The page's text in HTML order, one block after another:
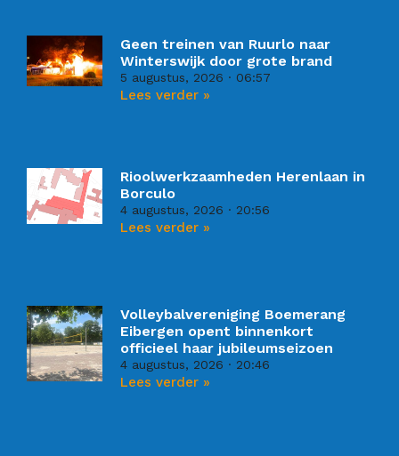
Geen treinen van Ruurlo naar
Winterswijk door grote brand
5 augustus, 2026 06:57
Lees verder »
Rioolwerkzaamheden Herenlaan in
Borculo
4 augustus, 2026 20:56
Lees verder »
Volleybalvereniging Boemerang
Eibergen opent binnenkort
officieel haar jubileumseizoen
4 augustus, 2026 20:46
Lees verder »